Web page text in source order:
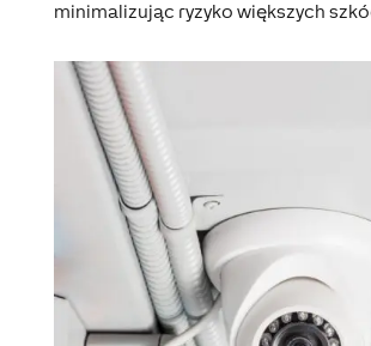
minimalizując ryzyko większych